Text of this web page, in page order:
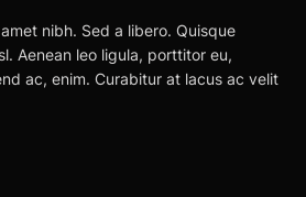
nibh. Sed a libero. Quisque
Aenean leo ligula, porttitor eu,
ac, enim. Curabitur at lacus ac velit